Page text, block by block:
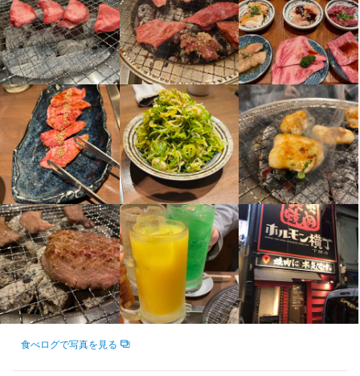
「初バイトで不安だな…」「まずはお店の雰囲気を知りたい！」
という方にピッタリ♪♪
1・2ヶ月の短期から勤務が可能。働いてみた上で、お店を気に入
れば長く働いてくださいね！！
食べログで写真を見る
仕事内容
お客様のご案内
料理配膳
オーダー伺い
店舗内の清掃　など
☆☆お仕事のPOINT☆☆
基本は笑顔で元気に挨拶できればOKです！！
覚えやすい作業がメインなのでとっても簡単♪
この仕事のおすすめポイント
高校生から既婚者まで幅広い方が活躍中！！
シフトは週1日から、あなたのご希望を考慮します！！
フランクな雰囲気でシフトなどの相談がしやすいお店です♪
■バイトデビュー大歓迎！！
「初バイトで不安だな…」「まずはお店の雰囲気を知りたい！」
という方にピッタリ♪♪
1・2ヶ月の短期から勤務が可能。働いてみた上で、お店を気に入
れば長く働いてくださいね！！
身に付くスキル
包丁さばき 盛り付け技術 肉の知識
店名
炭火焼肉ホルモン横丁 下関店
勤務地
山口県下関市豊前田町2-6-1
連絡先
この仕事のおすすめポイント
高校生から既婚者まで幅広い方が活躍中！！
シフトは週1日から、あなたのご希望を考慮します！！
フランクな雰囲気でシフトなどの相談がしやすいお店です♪
■バイトデビュー大歓迎！！
サービス優先の当店では、スタッフの人数がギリギリの状況は作
らないようにしています。
そのため「接客に余裕を持って取り組める」「良いお手本となる
先輩が身近にいてくれるので、仕事を覚えやすい」などメリット
が盛りだくさん♪
その他にも、チームワークが良くなり、協調性やコミュニケーシ
ョン能力が身に付く、などなど、社会勉強にもピッタリ！！
また未経験の方には、沢山の仲間と一緒に働けるので、すごく心
強いと思います(^^)
■まずは短期お試しOK！！
「初バイトで不安だな…」「まずはお店の雰囲気を知りたい！」